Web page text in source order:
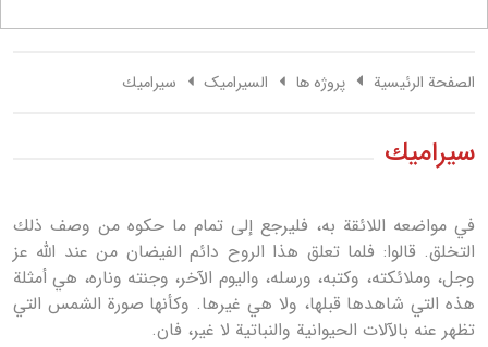
الصفحة الرئيسية پروژه ها السیرامیک سيراميك
سيراميك
في مواضعه اللائقة به، فليرجع إلى تمام ما حكوه من وصف ذلك
التخلق. قالوا: فلما تعلق هذا الروح دائم الفيضان من عند الله عز
وجل، وملائكته، وكتبه، ورسله، واليوم الآخر، وجنته وناره، هي أمثلة
هذه التي شاهدها قبلها، ولا هي غيرها. وكأنها صورة الشمس التي
تظهر عنه بالآلات الحيوانية والنباتية لا غير، فان.